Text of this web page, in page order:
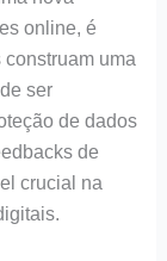
online, é
uma
ser
de dados
de
crucial na